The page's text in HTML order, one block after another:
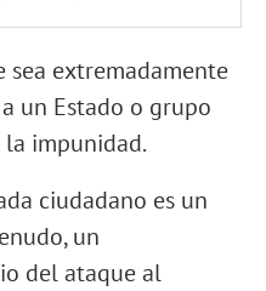
sea extremadamente
un Estado o grupo
impunidad.
ciudadano es un
un
del ataque al